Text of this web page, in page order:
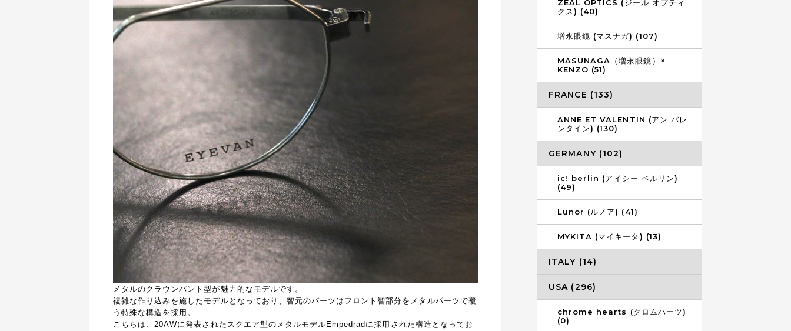
メタルのクラウンパント型が魅力的なモデルです。
複雑な作り込みを施したモデルとなっており、智元のパーツは フロント智部分をメタルパーツで覆
う特殊な構造を採用。
こちらは、20AWに発表されたスクエア型のメタルモデル Empedradに採用された構造となってお
ZEAL OPTICS (ジール オプティ
クス) (40)
増永眼鏡 (マスナガ) (107)
MASUNAGA（増永眼鏡）×
KENZO (51)
FRANCE (133)
ANNE ET VALENTIN (アン バレ
ンタイン) (130)
GERMANY (102)
ic! berlin (アイシー ベルリン)
(49)
Lunor (ルノア) (41)
MYKITA (マイキータ) (13)
ITALY (14)
USA (296)
chrome hearts (クロムハーツ)
(0)